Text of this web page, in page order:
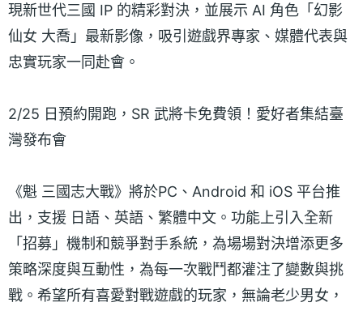
現新世代三國 IP 的精彩對決，並展示 AI 角色「幻影
仙女 大喬」最新影像，吸引遊戲界專家、媒體代表與
忠實玩家一同赴會。
2/25 日預約開跑，SR 武將卡免費領！愛好者集結臺
灣發布會
《魁 三國志大戰》將於PC、Android 和 iOS 平台推
出，支援 日語、英語、繁體中文。功能上引入全新
「招募」機制和競爭對手系統，為場場對決增添更多
策略深度與互動性，為每一次戰鬥都灌注了變數與挑
戰。希望所有喜愛對戰遊戲的玩家，無論老少男女，